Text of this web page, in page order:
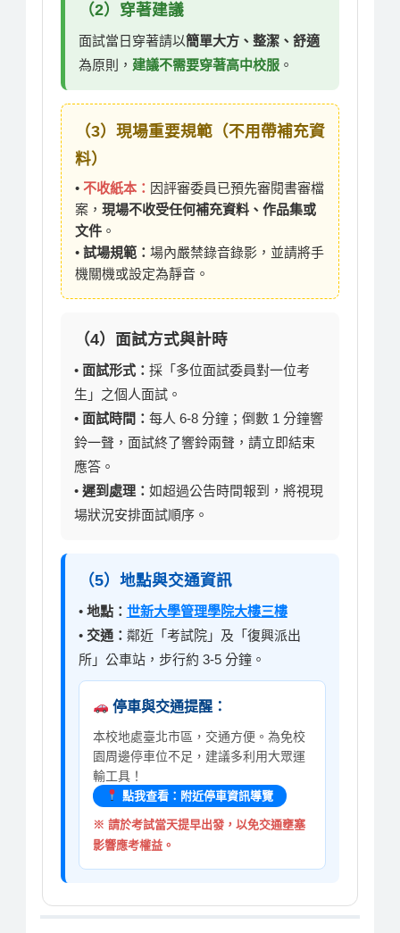
（2）穿著建議
面試當日穿著請以簡單大方、整潔、舒適
為原則， 建議不需要穿著高中校服。
（3）現場重要規範（不用帶補充資
料）
• 不收紙本： 因評審委員已預先審閱書審檔
案， 現場不收受任何補充資料、作品集或
文件。
• 試場規範： 場內嚴禁錄音錄影，並請將手
機關機或設定為靜音。
（4）面試方式與計時
• 面試形式： 採「多位面試委員對一位考
生」之個人面試。
• 面試時間： 每人 6-8 分鐘；倒數 1 分鐘響
鈴一聲，面試終了響鈴兩聲，請立即結束
應答。
• 遲到處理： 如超過公告時間報到，將視現
場狀況安排面試順序。
（5）地點與交通資訊
• 地點： 世新大學管理學院大樓三樓
• 交通： 鄰近「考試院」及「復興派出
所」公車站，步行約 3-5 分鐘。
停車與交通提醒：
本校地處臺北市區，交通方便。為免校
園周邊停車位不足，建議多利用大眾運
輸工具！
點我查看：附近停車資訊導覽
※ 請於考試當天提早出發，以免交通壅塞
影響應考權益。